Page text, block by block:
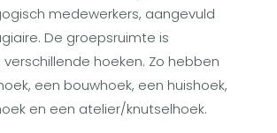
medewerkers, aangevuld
De groepsruimte is
hoeken. Zo hebben
een bouwhoek, een huishoek,
en een atelier/knutselhoek.